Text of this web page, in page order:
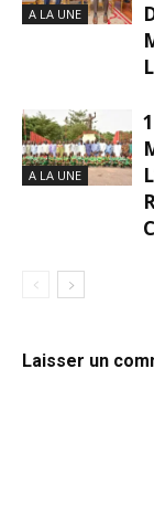
A LA UNE
A LA UNE
Laisser un